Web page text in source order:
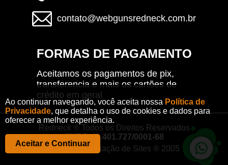
Ao continuar navegando, você aceita nossa Política de
Privacidade, que detalha o uso de cookies e dados para
oferecer a melhor experiência.
Aceitar e Continuar
contato@webgunsredneck.com.br
FORMAS DE PAGAMENTO
Aceitamos os pagamentos de pix,
transferencia e mais os cartões de
crédito em geral
Redneck ® Todos os Direitos Reservados
CNPJ: 41.401.727/0001-68
CRISOFT - Criação de Sites ® 2005